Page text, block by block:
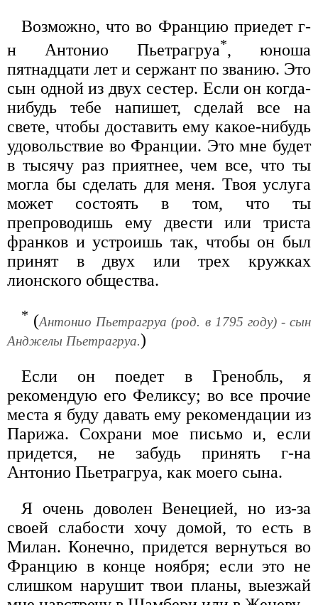
Возможно, что во Францию приедет г-
н Антонио Пьетрагруа*, юноша
пятнадцати лет и сержант по званию. Это
сын одной из двух сестер. Если он когда-
нибудь тебе напишет, сделай все на
свете, чтобы доставить ему какое-нибудь
удовольствие во Франции. Это мне будет
в тысячу раз приятнее, чем все, что ты
могла бы сделать для меня. Твоя услуга
может состоять в том, что ты
препроводишь ему двести или триста
франков и устроишь так, чтобы он был
принят в двух или трех кружках
лионского общества.
* (Антонио Пьетрагруа (род. в 1795 году) - сын
Анджелы Пьетрагруа.)
Если он поедет в Гренобль, я
рекомендую его Феликсу; во все прочие
места я буду давать ему рекомендации из
Парижа. Сохрани мое письмо и, если
придется, не забудь принять г-на
Антонио Пьетрагруа, как моего сына.
Я очень доволен Венецией, но из-за
своей слабости хочу домой, то есть в
Милан. Конечно, придется вернуться во
Францию в конце ноября; если это не
слишком нарушит твои планы, выезжай